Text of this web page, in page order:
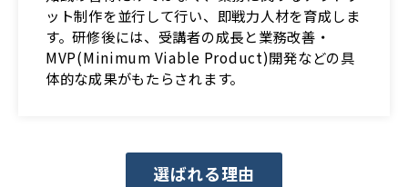
ット制作を並行して行い、即戦力人材を育成しま
す。研修後には、受講者の成長と業務改善・
MVP(Minimum Viable Product)開発などの具
体的な成果がもたらされます。
選ばれる理由